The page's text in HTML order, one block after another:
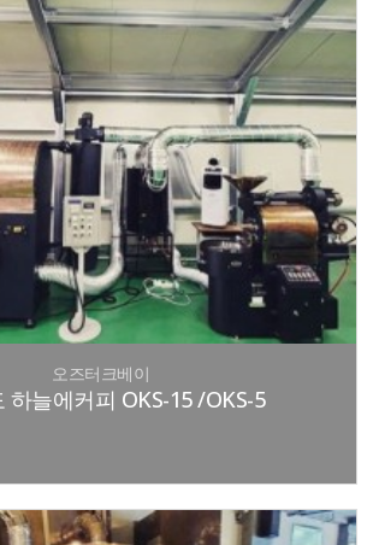
오즈터크베이
하늘에커피 OKS-15 /OKS-5